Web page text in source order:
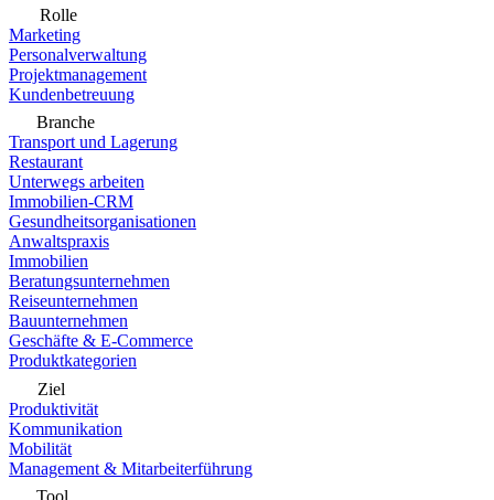
Rolle
Marketing
Personalverwaltung
Projektmanagement
Kundenbetreuung
Branche
Transport und Lagerung
Restaurant
Unterwegs arbeiten
Immobilien-CRM
Gesundheitsorganisationen
Anwaltspraxis
Immobilien
Beratungsunternehmen
Reiseunternehmen
Bauunternehmen
Geschäfte & E-Commerce
Produktkategorien
Ziel
Produktivität
Kommunikation
Mobilität
Management & Mitarbeiterführung
Tool